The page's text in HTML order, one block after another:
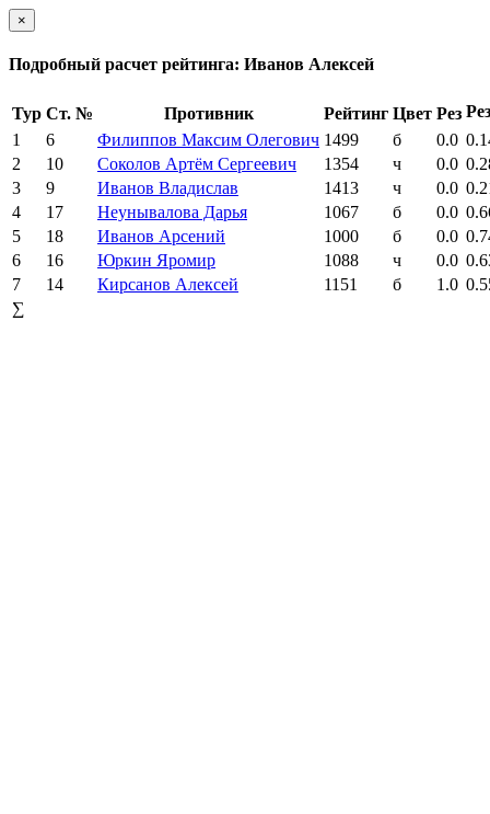
×
Подробный расчет рейтинга: Иванов Алексей
Тур Ст. № Противник Рейтинг Цвет Рез Рез
1
6 Филиппов Максим Олегович 1499 б 0.0
2
10 Соколов Артём Сергеевич 1354 ч 0.0
3
9 Иванов Владислав 1413 ч 0.0
4
17 Неунывалова Дарья 1067 б 0.0
5
18 Иванов Арсений 1000 б 0.0
6
16 Юркин Яромир 1088 ч 0.0
7
14 Кирсанов Алексей 1151 б 1.0
∑